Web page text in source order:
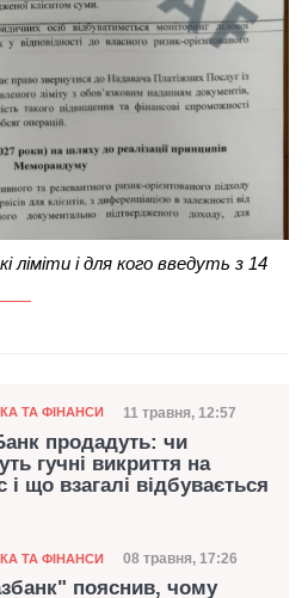
і для кого введуть з 14
ТА ФІНАНСИ Дата публікації
11 травня, 12:57
продадуть: чи
гучні викриття на
і що взагалі відбувається
ТА ФІНАНСИ Дата публікації
08 травня, 17:26
пояснив, чому